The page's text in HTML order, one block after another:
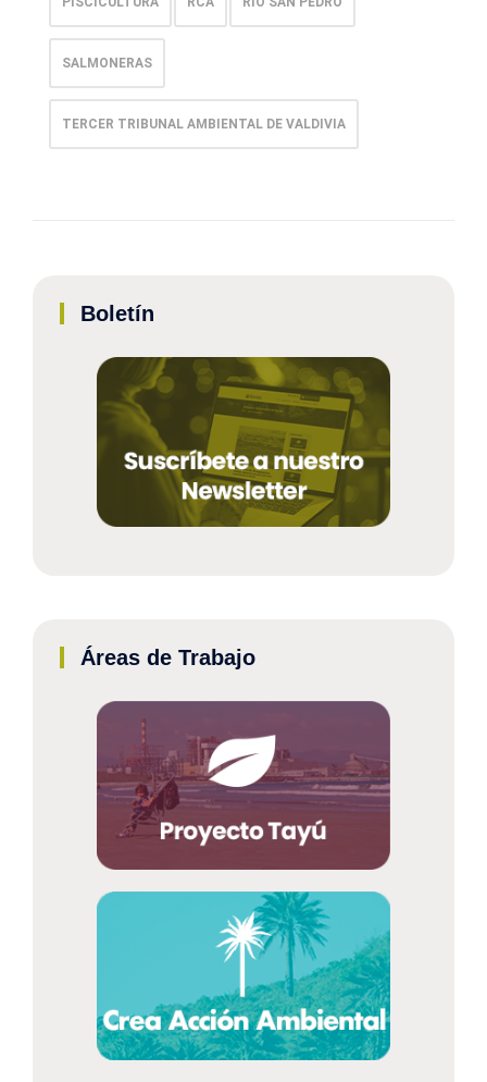
SALMONERAS
TERCER TRIBUNAL AMBIENTAL DE VALDIVIA
Boletín
Áreas de Trabajo